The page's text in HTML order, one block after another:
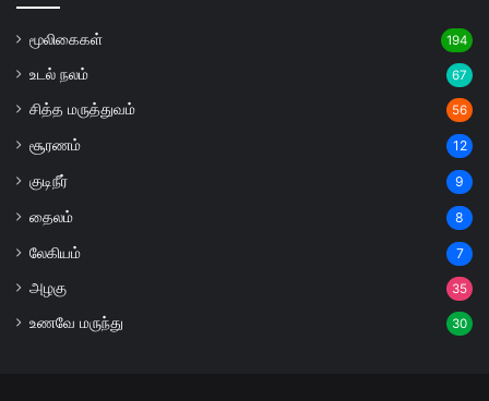
மூலிகைகள் 194
உடல் நலம் 67
சித்த மருத்துவம் 56
சூரணம் 12
குடிநீர் 9
தைலம் 8
லேகியம் 7
அழகு 35
உணவே மருந்து 30